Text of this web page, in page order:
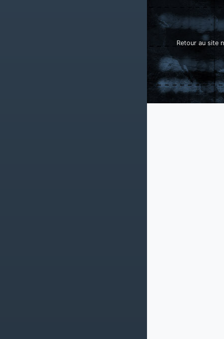
Retour au site